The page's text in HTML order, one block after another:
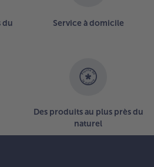
du
Service à domicile
Des produits au plus près du
naturel